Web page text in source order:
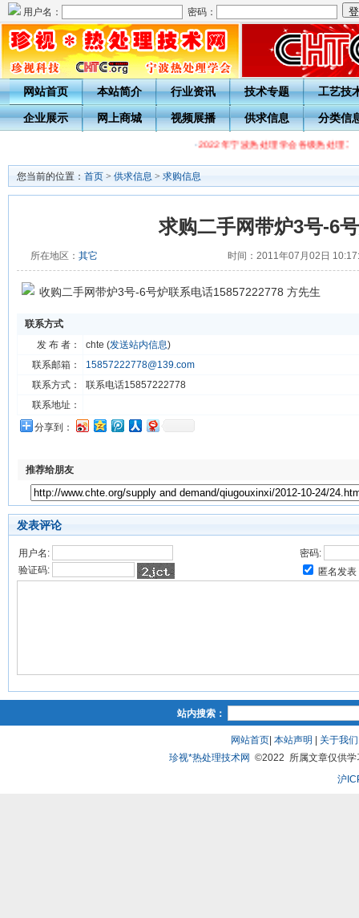
用户名： 密码：
网站首页 本站简介 行业资讯 技术专题 工艺技
企业展示 网上商城 视频展播 供求信息 分类信
·2022年宁波热处理学会各级热处理工
您当前的位置： 首页 > 供求信息 > 求购信息
求购二手网带炉3号-6
所在地区： 其它 时间：2011年07月02日
收购二手网带炉3号-6号炉联系电话15857222778 方先生
联系方式
发 布 者：
chte (发送站内信息)
联系邮箱：
15857222778@139.com
联系方式：
联系电话15857222778
联系地址：
分享到：
推荐给朋友
发表评论
用户名:
密码:
验证码:
匿名发表
站内搜索：
网站首页| 本站声明 关于我们
珍视*热处理技术网 ©2022 所属文章仅供学
沪